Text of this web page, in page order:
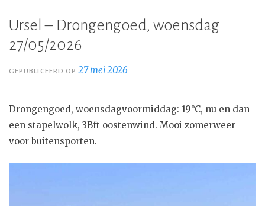
Ursel – Drongengoed, woensdag
27/05/2026
GEPUBLICEERD OP27 mei 2026
Drongengoed, woensdagvoormiddag: 19°C, nu en dan
een stapelwolk, 3Bft oostenwind. Mooi zomerweer
voor buitensporten.